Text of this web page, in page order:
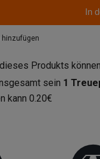
In
hinzufügen
Produkts
sein 1
kann 0.20€